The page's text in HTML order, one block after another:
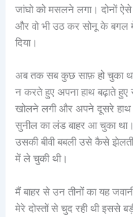
जांघो को मसलने लगा। दोनों ऐसे
और वो भी उठ कर सोनू के बगल
दिया।
अब तक सब कुछ साफ़ हो चुका था
न करते हुए अपना हाथ बढ़ाते
खोलने लगी और अपने दूसरे
सुनील का लंड बाहर आ चुका
उसकी बीवी बबली उसे कैसे
में ले चुकी थी।
मैं बाहर से उन तीनों का यह
मेरे दोस्तों से चुद रही थी इससे